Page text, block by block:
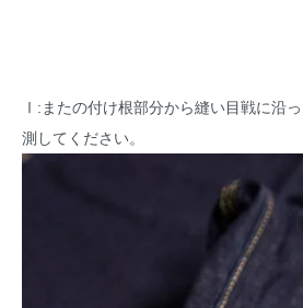
Ⅰ:またの付け根部分から縫い目戦に沿
測してください。